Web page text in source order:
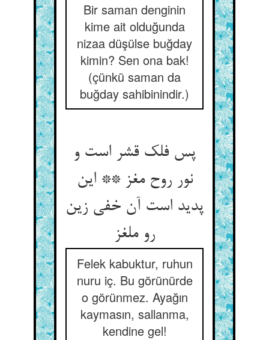
Bir saman denginin
kime ait olduğunda
nizaa düşülse buğday
kimin? Sen ona bak!
(çünkü saman da
buğday sahibinindir.)
پس فلک قشر است و
نور روح مغز ** این
پدید است آن خفی زین
رو ملغز
Felek kabuktur, ruhun
nuru iç. Bu görünürde
o görünmez. Ayağın
kaymasın, sallanma,
kendine gel!